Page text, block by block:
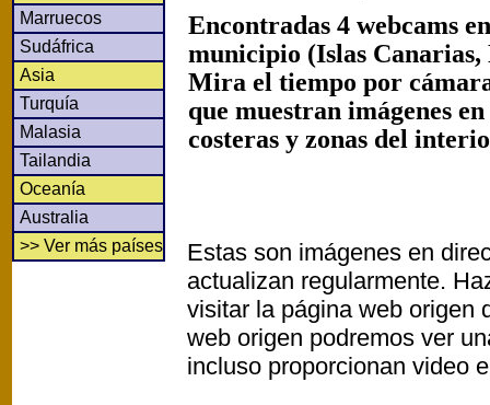
Marruecos
Sudáfrica
Asia
Turquía
Malasia
Tailandia
Oceanía
Australia
>> Ver más países
Encontradas 4 webcams
municipio (Islas Canarias,
Mira el tiempo por
que muestran imágenes
costeras y zonas del
Estas son imágenes en
actualizan regularmente.
visitar la página web origen
web origen podremos ver
incluso proporcionan video